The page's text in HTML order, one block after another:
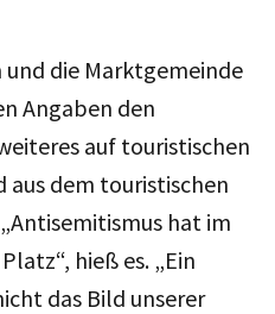
und die Marktgemeinde
Angaben den
auf touristischen
aus dem touristischen
hat im
hieß es. „Ein
das Bild unserer